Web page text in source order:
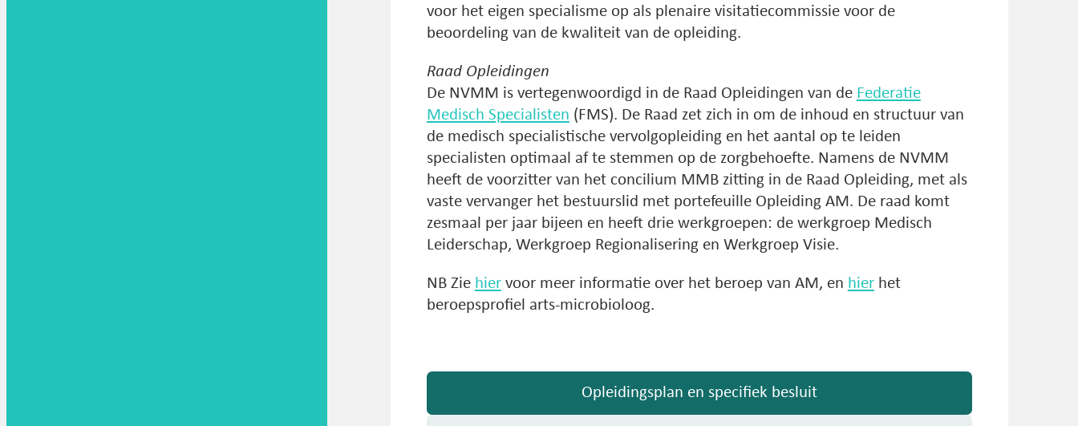
voor het eigen specialisme op als plenaire visitatiecommissie voor de
beoordeling van de kwaliteit van de opleiding.
Raad Opleidingen
De NVMM is vertegenwoordigd in de Raad Opleidingen van de Federatie
Medisch Specialisten (FMS). De Raad zet zich in om de inhoud en structuur van
de medisch specialistische vervolgopleiding en het aantal op te leiden
specialisten optimaal af te stemmen op de zorgbehoefte. Namens de NVMM
heeft de voorzitter van het concilium MMB zitting in de Raad Opleiding, met als
vaste vervanger het bestuurslid met portefeuille Opleiding AM. De raad komt
zesmaal per jaar bijeen en heeft drie werkgroepen: de werkgroep Medisch
Leiderschap, Werkgroep Regionalisering en Werkgroep Visie.
NB Zie hiervoor meer informatie over het beroep van AM, en hierhet
beroepsprofiel arts-microbioloog.
Opleidingsplan en specifiek besluit